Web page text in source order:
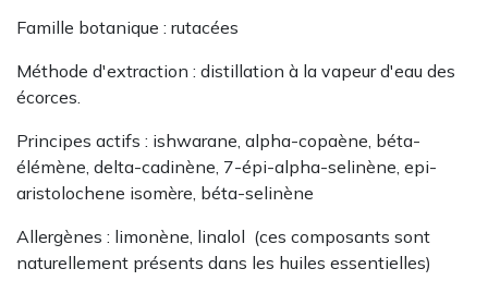
Famille botanique : rutacées
Méthode d'extraction : distillation à la vapeur d'eau​​​​​​ des
écorces.
Principes actifs : ishwarane, alpha-copaène, béta-
élémène, delta-cadinène, 7-épi-alpha-selinène, epi-
aristolochene isomère, béta-selinène
Allergènes : limonène, linalol (ces composants sont
naturellement présents dans les huiles essentielles)